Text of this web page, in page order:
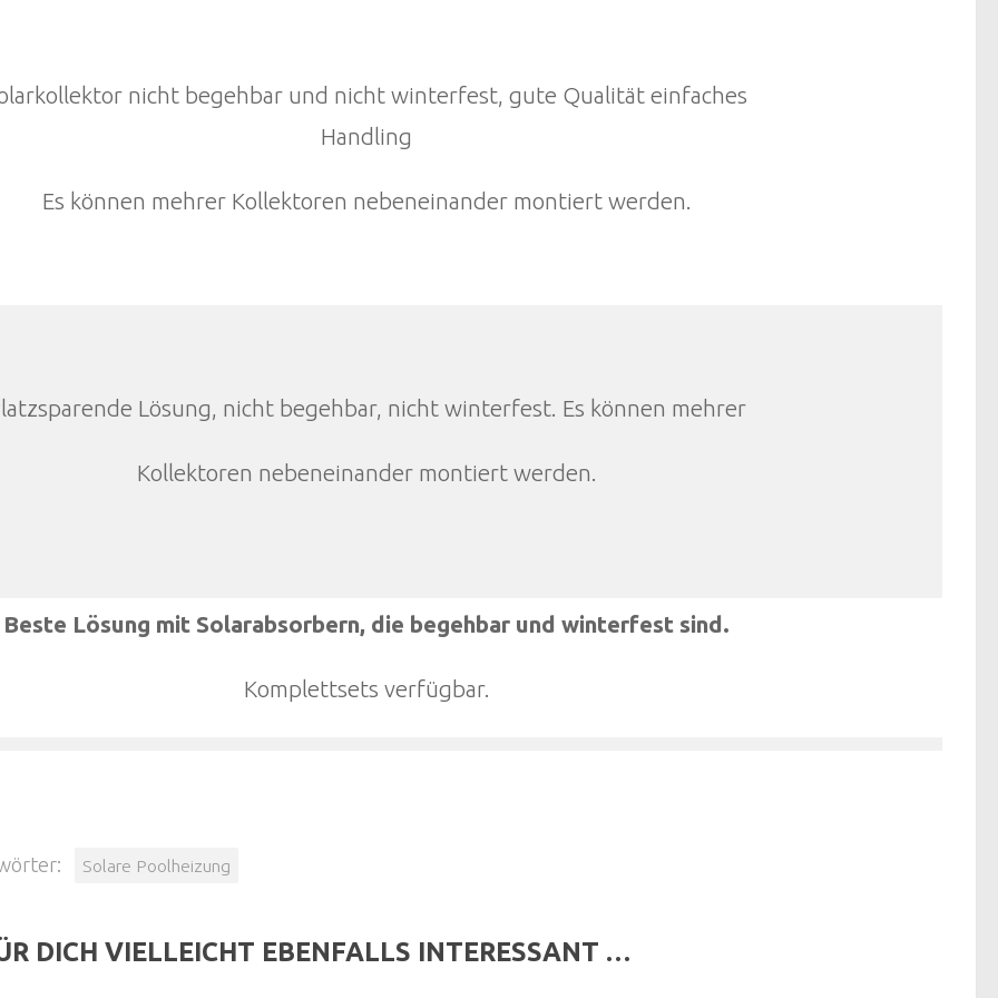
nicht begehbar und nicht winterfest, gute Qualität einfaches
Handling
Es können mehrer Kollektoren nebeneinander montiert werden.
Lösung, nicht begehbar, nicht winterfest. Es können mehrer
Kollektoren nebeneinander montiert werden.
Beste Lösung mit Solarabsorbern, die begehbar und winterfest sind.
Komplettsets verfügbar.
Solare Poolheizung
DICH VIELLEICHT EBENFALLS INTERESSANT …